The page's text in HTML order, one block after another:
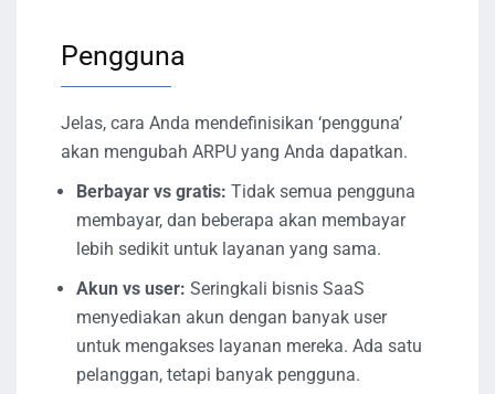
Pengguna
Jelas, cara Anda mendefinisikan ‘pengguna’
akan mengubah ARPU yang Anda dapatkan.
Berbayar vs gratis: Tidak semua pengguna
membayar, dan beberapa akan membayar
lebih sedikit untuk layanan yang sama.
Akun vs user: Seringkali bisnis SaaS
menyediakan akun dengan banyak user
untuk mengakses layanan mereka. Ada satu
pelanggan, tetapi banyak pengguna.